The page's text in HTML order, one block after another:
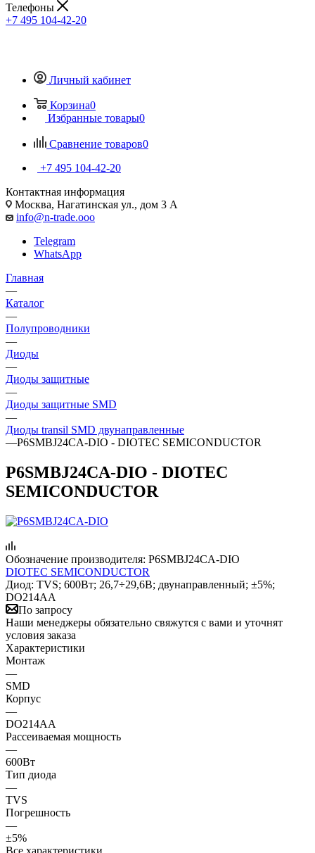
Телефоны
+7 495 104-42-20
Личный кабинет
Корзина0
Избранные товары0
Сравнение товаров0
+7 495 104-42-20
Контактная информация
Москва, Нагатинская ул., дом 3 А
info@n-trade.ooo
Telegram
WhatsApp
Главная
—
Каталог
—
Полупроводники
—
Диоды
—
Диоды защитные
—
Диоды защитные SMD
—
Диоды transil SMD двунаправленные
—P6SMBJ24CA-DIO - DIOTEC SEMICONDUCTOR
P6SMBJ24CA-DIO - DIOTEC
SEMICONDUCTOR
Обозначение производителя: P6SMBJ24CA-DIO
DIOTEC SEMICONDUCTOR
Диод: TVS; 600Вт; 26,7÷29,6В; двунаправленный; ±5%;
DO214AA
По запросу
Наши менеджеры обязательно свяжутся с вами и уточнят
условия заказа
Характеристики
Монтаж
—
SMD
Корпус
—
DO214AA
Рассеиваемая мощность
—
600Вт
Тип диода
—
TVS
Погрешность
—
±5%
Все характеристики